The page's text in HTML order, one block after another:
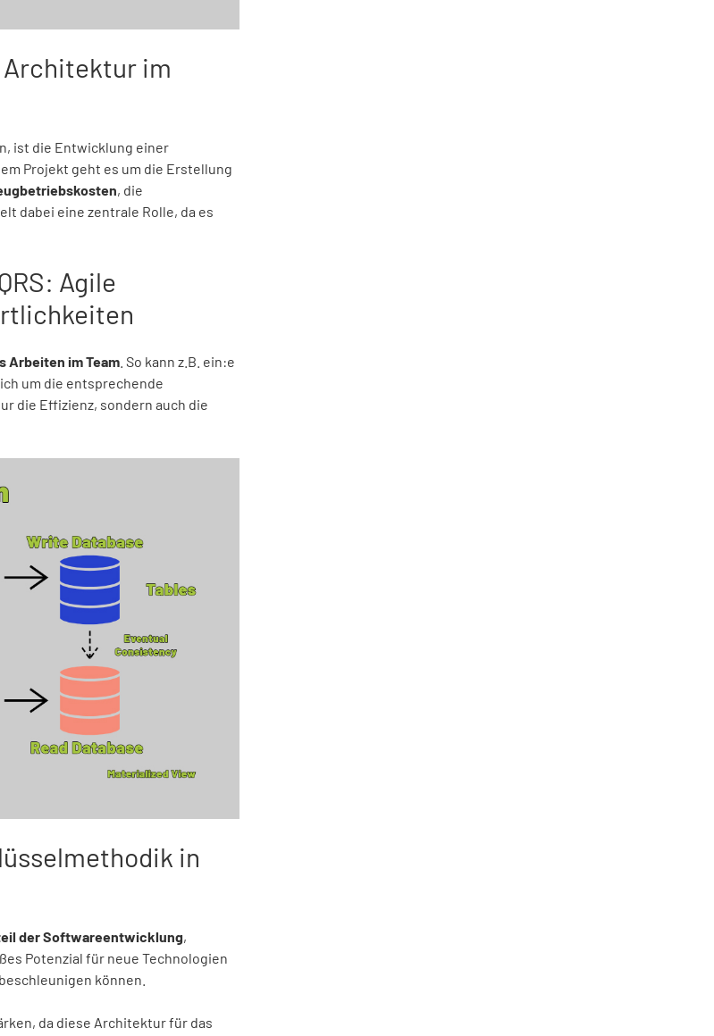
Architektur im
ist die Entwicklung einer
Projekt geht es um die Erstellung
, die
dabei eine zentrale Rolle, da es
Agile
Arbeiten im Team . So kann z.B. ein:e
um die entsprechende
die Effizienz, sondern auch die
in
der Softwareentwicklung,
Potenzial für neue Technologien
können.
da diese Architektur für das